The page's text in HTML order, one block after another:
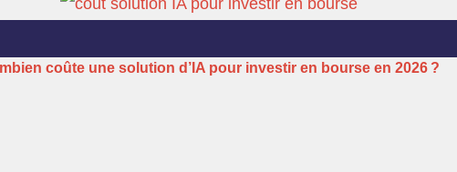
coûte une solution d’IA pour investir en bourse en 2026 ?